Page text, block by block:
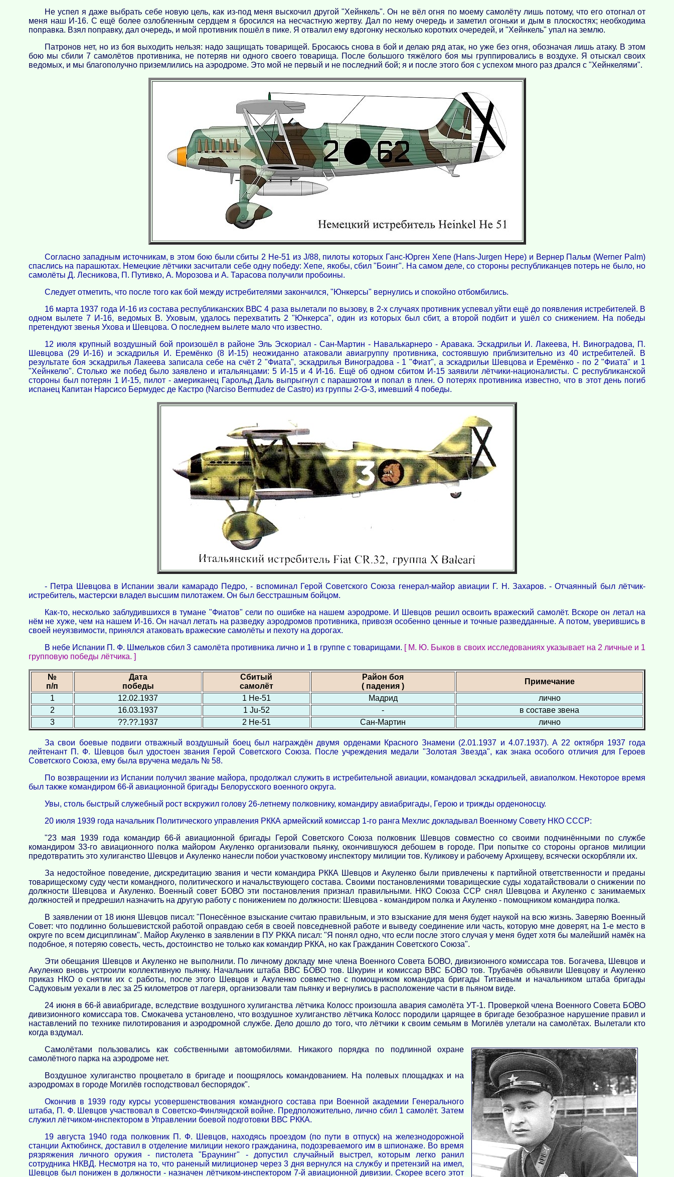
Не успел я даже выбрать себе новую цель, как из-под меня выскочил другой "Хейнкель". Он не вёл огня по моему самолёту лишь потому, что его отогнал от
меня наш И-16. С ещё более озлобленным сердцем я бросился на несчастную жертву. Дал по нему очередь и заметил огоньки и дым в плоскостях; необходима
поправка. Взял поправку, дал очередь, и мой противник пошёл в пике. Я отвалил ему вдогонку несколько коротких очередей, и "Хейнкель" упал на землю.
Патронов нет, но из боя выходить нельзя: надо защищать товарищей. Бросаюсь снова в бой и делаю ряд атак, но уже без огня, обозначая лишь атаку. В этом
бою мы сбили 7 самолётов противника, не потеряв ни одного своего товарища. После большого тяжёлого боя мы группировались в воздухе. Я отыскал своих
ведомых, и мы благополучно приземлились на аэродроме. Это мой не первый и не последний бой; я и после этого боя с успехом много раз дрался с "Хейнкелями".
Согласно западным источникам, в этом бою были сбиты 2 Не-51 из J/88, пилоты которых Ганс-Юрген Хепе (Hans-Jurgen Нере) и Вернер Пальм (Werner Palm)
спаслись на парашютах. Немецкие лётчики засчитали себе одну победу: Хепе, якобы, сбил "Боинг". На самом деле, со стороны республиканцев потерь не было, но
самолёты Д. Лесникова, П. Путивко, А. Морозова и А. Тарасова получили пробоины.
Следует отметить, что после того как бой между истребителями закончился, "Юнкерсы" вернулись и спокойно отбомбились.
16 марта 1937 года И-16 из состава республиканских ВВС 4 раза вылетали по вызову, в 2-х случаях противник успевал уйти ещё до появления истребителей. В
одном вылете 7 И-16, ведомых В. Уховым, удалось перехватить 2 "Юнкерса", один из которых был сбит, а второй подбит и ушёл со снижением. На победы
претендуют звенья Ухова и Шевцова. О последнем вылете мало что известно.
12 июля крупный воздушный бой произошёл в районе Эль Эскориал - Сан-Мартин - Навалькарнеро - Аравака. Эскадрильи И. Лакеева, Н. Виноградова, П.
Шевцова (29 И-16) и эскадрилья И. Еремёнко (8 И-15) неожиданно атаковали авиагруппу противника, состоявшую приблизительно из 40 истребителей. В
результате боя эскадрилья Лакеева записала себе на счёт 2 "Фиата", эскадрилья Виноградова - 1 "Фиат", а эскадрильи Шевцова и Еремёнко - по 2 "Фиата" и 1
"Хейнкелю". Столько же побед было заявлено и итальянцами: 5 И-15 и 4 И-16. Ещё об одном сбитом И-15 заявили лётчики-националисты. С республиканской
стороны был потерян 1 И-15, пилот - американец Гарольд Даль выпрыгнул с парашютом и попал в плен. О потерях противника известно, что в этот день погиб
испанец Капитан Нарсисо Бермудес де Кастро (Narciso Bermudez de Castro) из группы 2-G-3, имевший 4 победы.
- Петра Шевцова в Испании звали камарадо Педро, - вспоминал Герой Советского Союза генерал-майор авиации Г. Н. Захаров. - Отчаянный был лётчик-
истребитель, мастерски владел высшим пилотажем. Он был бесстрашным бойцом.
Как-то, несколько заблудившихся в тумане "Фиатов" сели по ошибке на нашем аэродроме. И Шевцов решил освоить вражеский самолёт. Вскоре он летал на
нём не хуже, чем на нашем И-16. Он начал летать на разведку аэродромов противника, привозя особенно ценные и точные разведданные. А потом, уверившись в
своей неуязвимости, принялся атаковать вражеские самолёты и пехоту на дорогах.
В небе Испании П. Ф. Шмельков сбил 3 самолёта противника лично и 1 в группе с товарищами. [ М. Ю. Быков в своих исследованиях указывает на 2 личные и 1
групповую победы лётчика. ]
№
п/п
Дата
победы
Сбитый
самолёт
Район боя
( падения )
Примечание
1
12.02.1937 1 Не-51 Мадрид
лично
2
16.03.1937 1 Ju-52 -
в составе звена
3
??.??.1937 2 Не-51 Сан-Мартин лично
За свои боевые подвиги отважный воздушный боец был награждён двумя орденами Красного Знамени (2.01.1937 и 4.07.1937). А 22 октября 1937 года
лейтенант П. Ф. Шевцов был удостоен звания Герой Советского Союза. После учреждения медали "Золотая Звезда", как знака особого отличия для Героев
Советского Союза, ему была вручена медаль № 58.
По возвращении из Испании получил звание майора, продолжал служить в истребительной авиации, командовал эскадрильей, авиаполком. Некоторое время
был также командиром 66-й авиационной бригады Белорусского военного округа.
Увы, столь быстрый служебный рост вскружил голову 26-летнему полковнику, командиру авиабригады, Герою и трижды орденоносцу.
20 июля 1939 года начальник Политического управления РККА армейский комиссар 1-го ранга Мехлис докладывал Военному Совету НКО СССР:
"23 мая 1939 года командир 66-й авиационной бригады Герой Советского Союза полковник Шевцов совместно со своими подчинёнными по службе
командиром 33-го авиационного полка майором Акуленко организовали пьянку, окончившуюся дебошем в городе. При попытке со стороны органов милиции
предотвратить это хулиганство Шевцов и Акуленко нанесли побои участковому инспектору милиции тов. Куликову и рабочему Архищеву, всячески оскорбляли их.
За недостойное поведение, дискредитацию звания и чести командира РККА Шевцов и Акуленко были привлечены к партийной ответственности и преданы
товарищескому суду чести командного, политического и начальствующего состава. Своими постановлениями товарищеские суды ходатайствовали о снижении по
должности Шевцова и Акуленко. Военный совет БОВО эти постановления признал правильными. НКО Союза ССР снял Шевцова и Акуленко с занимаемых
должностей и предрешил назначить на другую работу с понижением по должности: Шевцова - командиром полка и Акуленко - помощником командира полка.
В заявлении от 18 июня Шевцов писал: "Понесённое взыскание считаю правильным, и это взыскание для меня будет наукой на всю жизнь. Заверяю Военный
Совет: что подлинно большевистской работой оправдаю себя в своей повседневной работе и выведу соединение или часть, которую мне доверят, на 1-е место в
округе по всем дисциплинам". Майор Акуленко в заявлении в ПУ РККА писал: "Я понял одно, что если после этого случая у меня будет хотя бы малейший намёк на
подобное, я потеряю совесть, честь, достоинство не только как командир РККА, но как Гражданин Советского Союза".
Эти обещания Шевцов и Акуленко не выполнили. По личному докладу мне члена Военного Совета БОВО, дивизионного комиссара тов. Богачева, Шевцов и
Акуленко вновь устроили коллективную пьянку. Начальник штаба ВВС БОВО тов. Шкурин и комиссар ВВС БОВО тов. Трубачёв объявили Шевцову и Акуленко
приказ НКО о снятии их с работы, после этого Шевцов и Акуленко совместно с помощником командира бригады Титаевым и начальником штаба бригады
Садуковым уехали в лес за 25 километров от лагеря, организовали там пьянку и вернулись в расположение части в пьяном виде.
24 июня в 66-й авиабригаде, вследствие воздушного хулиганства лётчика Колосс произошла авария самолёта УТ-1. Проверкой члена Военного Совета БОВО
дивизионного комиссара тов. Смокачева установлено, что воздушное хулиганство лётчика Колосс породили царящее в бригаде безобразное нарушение правил и
наставлений по технике пилотирования и аэродромной службе. Дело дошло до того, что лётчики к своим семьям в Могилёв улетали на самолётах. Вылетали кто
когда вздумал.
Самолётами пользовались как собственными автомобилями. Никакого порядка по подлинной охране
самолётного парка на аэродроме нет.
Воздушное хулиганство процветало в бригаде и поощрялось командованием. На полевых площадках и на
аэродромах в городе Могилёв господствовал беспорядок".
Окончив в 1939 году курсы усовершенствования командного состава при Военной академии Генерального
штаба, П. Ф. Шевцов участвовал в Советско-Финляндской войне. Предположительно, лично сбил 1 самолёт. Затем
служил лётчиком-инспектором в Управлении боевой подготовки ВВС РККА.
19 августа 1940 года полковник П. Ф. Шевцов, находясь проездом (по пути в отпуск) на железнодорожной
станции Актюбинск, доставил в отделение милиции некого гражданина, подозреваемого им в шпионаже. Во время
рязряжения личного оружия - пистолета "Браунинг" - допустил случайный выстрел, которым легко ранил
сотрудника НКВД. Несмотря на то, что раненый милиционер через 3 дня вернулся на службу и претензий на имел,
Шевцов был понижен в должности - назначен лётчиком-инспектором 7-й авиационной дивизии. Скорее всего этот